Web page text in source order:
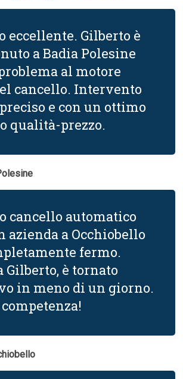
eccellente. Gilberto è
a Badia Polesine
al motore
cancello. Intervento
e con un ottimo
qualità-prezzo.
cancello automatico
azienda a Occhiobello
fermo.
Gilberto, è tornato
in meno di un giorno.